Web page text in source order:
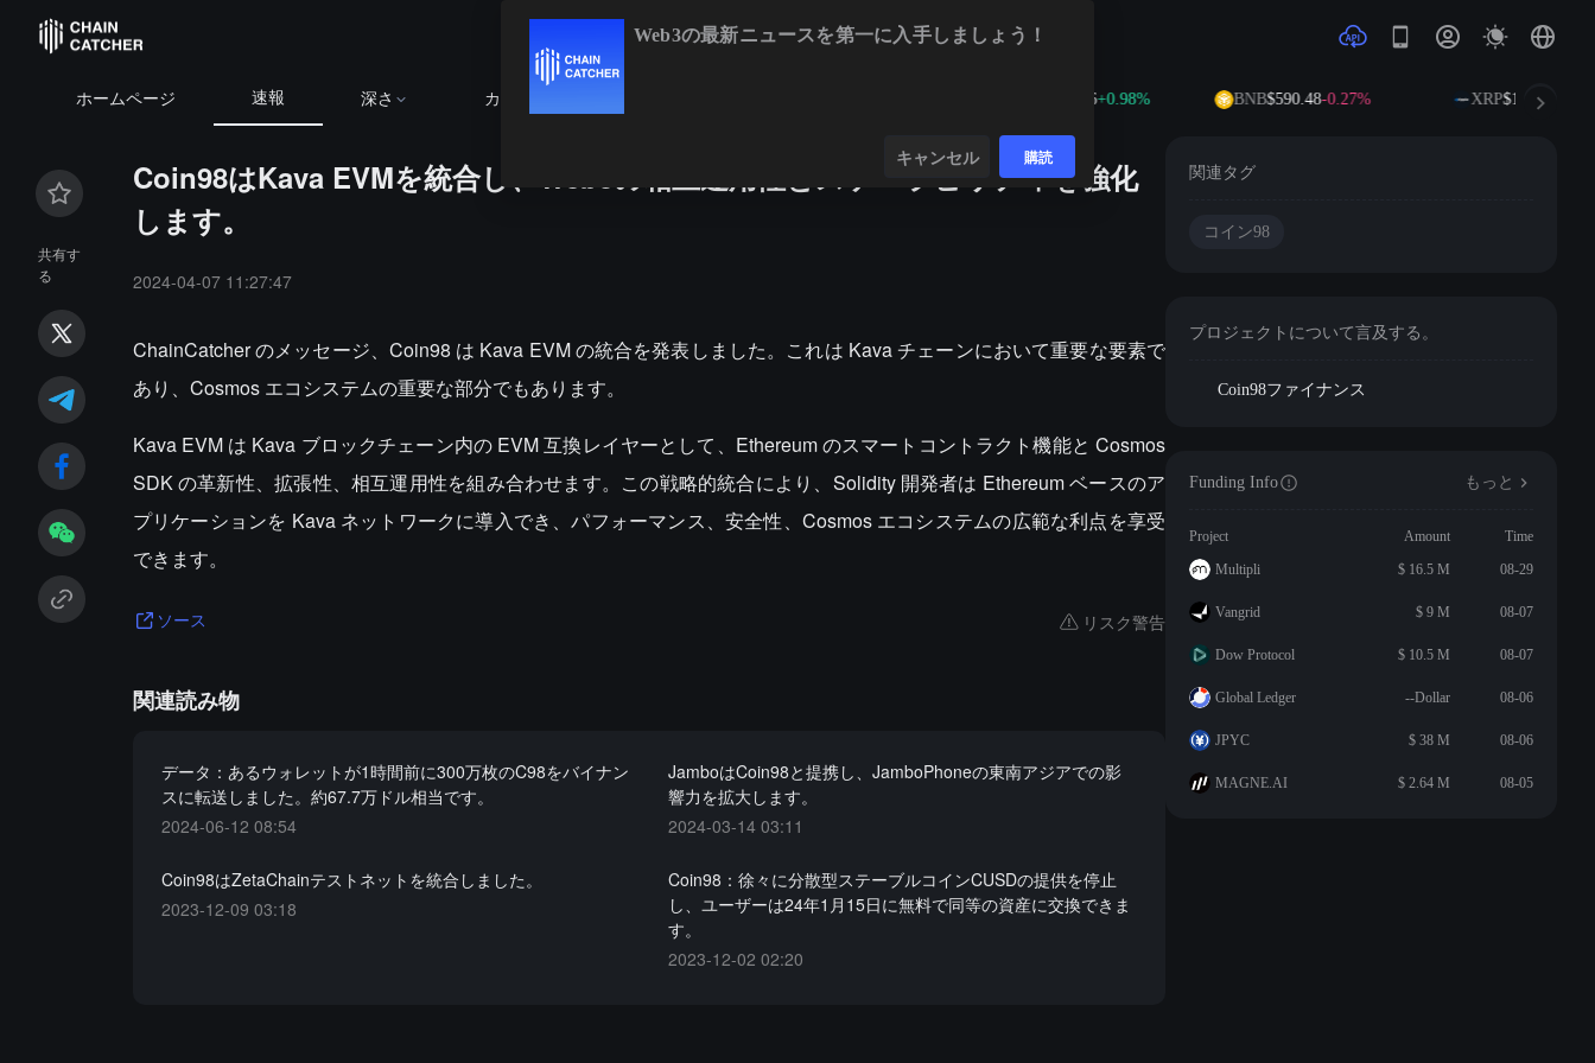
ホームページ 速報 深さ カレンダー +0.98% BNB$590.48-0.27% XRP$1.03 -1.19%
共有す
る
Coin98はKava EVMを統合し、Web3の相互運用性とスケーラビリティを強化
します。
2024-04-07 11:27:47
ChainCatcher のメッセージ、Coin98 は Kava EVM の統合を発表しました。これは Kava チェーンにおいて重要な要素で
あり、Cosmos エコシステムの重要な部分でもあります。
Kava EVM は Kava ブロックチェーン内の EVM 互換レイヤーとして、Ethereum のスマートコントラクト機能と Cosmos
SDK の革新性、拡張性、相互運用性を組み合わせます。この戦略的統合により、Solidity 開発者は Ethereum ベースのア
プリケーションを Kava ネットワークに導入でき、パフォーマンス、安全性、Cosmos エコシステムの広範な利点を享受
できます。
ソース リスク警告
関連読み物
データ：あるウォレットが1時間前に300万枚のC98をバイナン
スに転送しました。約67.7万ドル相当です。
2024-06-12 08:54
JamboはCoin98と提携し、JamboPhoneの東南アジアでの影
響力を拡大します。
2024-03-14 03:11
Coin98はZetaChainテストネットを統合しました。
2023-12-09 03:18
Coin98：徐々に分散型ステーブルコインCUSDの提供を停止
し、ユーザーは24年1月15日に無料で同等の資産に交換できま
す。
2023-12-02 02:20
関連タグ
コイン98
プロジェクトについて言及する。
Coin98ファイナンス
Funding Info もっと
Project Amount
Time
Multipli
$ 16.5 M 08-29
Vangrid $ 9 M 08-07
Dow Protocol $ 10.5 M 08-07
Global Ledger --Dollar 08-06
JPYC $ 38 M 08-06
MAGNE.AI $ 2.64 M 08-05
Web3の最新ニュースを第一に入手しましょう！
キャンセル 購読